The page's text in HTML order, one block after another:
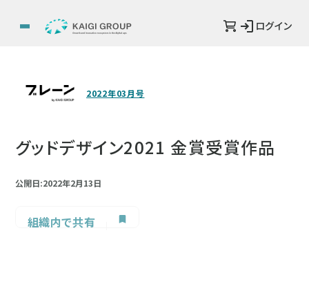
ログイン
2022年03月号
グッドデザイン2021 金賞受賞作品
公開日:2022年2月13日
組織内で共有